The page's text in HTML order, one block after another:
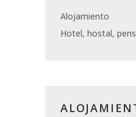
Alojamiento
Hotel, hostal,